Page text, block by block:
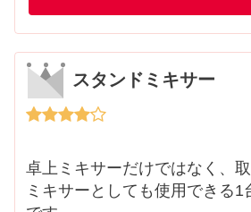
スタンドミキサー
卓上ミキサーだけではなく、
ミキサーとしても使用できる1